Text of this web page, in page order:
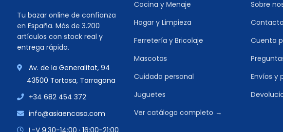
Tu bazar online de confianza
en España. Más de 3.200
artículos con stock real y
entrega rápida.
Av. de la Generalitat, 94
43500 Tortosa, Tarragona
+34 682 454 372
info@asiaencasa.com
L-V 9:30-14:00 · 16:00-21:00
Cocina y Menaje
Hogar y Limpieza
Ferretería y Bricolaje
Mascotas
Cuidado personal
Juguetes
Ver catálogo completo →
Sobre
Contacto
Cuenta
Envíos y